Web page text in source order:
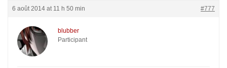
6 août 2014 at 11 h 50 min #777
blubber
Participant